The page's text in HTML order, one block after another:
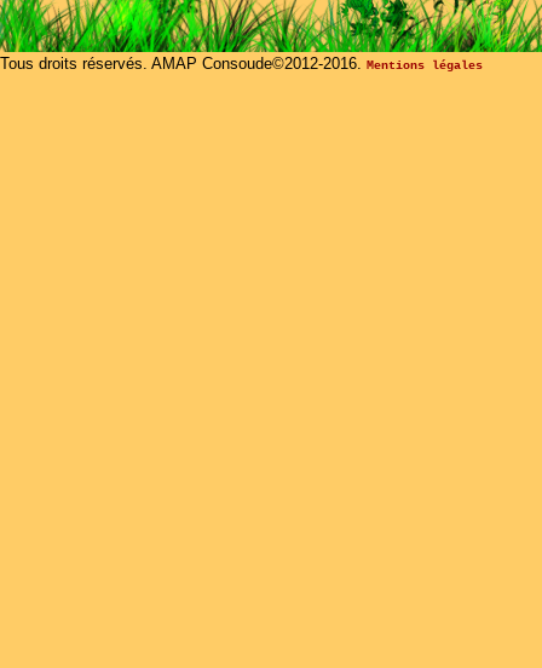
Tous droits réservés. AMAP Consoude©2012-2016. Mentions légales